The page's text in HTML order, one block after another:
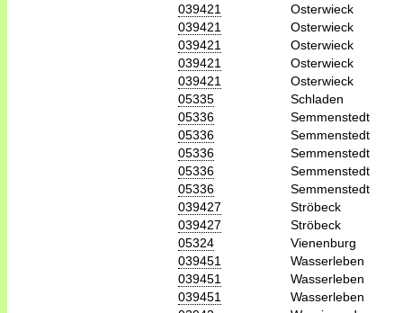
039421
Osterwieck
039421
Osterwieck
039421
Osterwieck
039421
Osterwieck
039421
Osterwieck
05335
Schladen
05336
Semmenstedt
05336
Semmenstedt
05336
Semmenstedt
05336
Semmenstedt
05336
Semmenstedt
039427
Ströbeck
039427
Ströbeck
05324
Vienenburg
039451
Wasserleben
039451
Wasserleben
039451
Wasserleben